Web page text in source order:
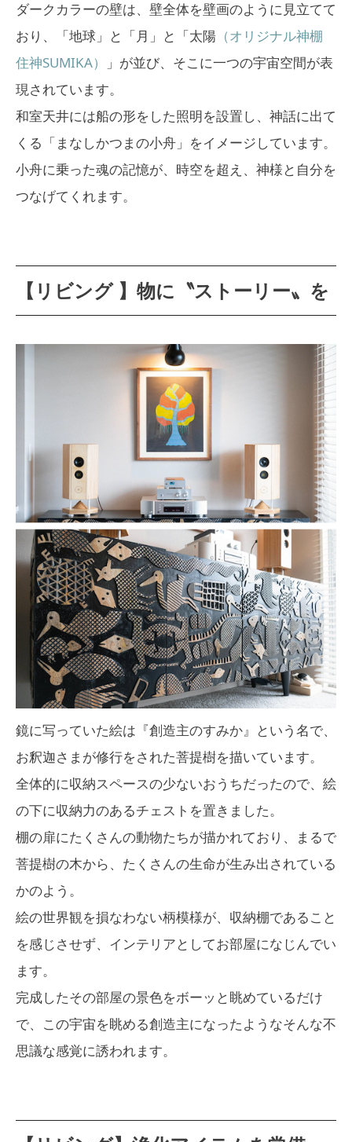
ダークカラーの壁は、壁全体を壁画のように見立てて
おり、「地球」と「月」と「太陽 （オリジナル神棚
住神SUMIKA）
」が並び、そこに一つの宇宙空間が表
現されています。
和室天井には船の形をした照明を設置し、神話に出て
くる「まなしかつまの小舟」をイメージしています。
小舟に乗った魂の記憶が、時空を超え、神様と自分を
つなげてくれます。
【リビング 】物に〝ストーリー〟を
鏡に写っていた絵は『創造主のすみか』という名で、
お釈迦さまが修行をされた菩提樹を描いています。
全体的に収納スペースの少ないおうちだったので、絵
の下に収納力のあるチェストを置きました。
棚の扉にたくさんの動物たちが描かれており、まるで
菩提樹の木から、たくさんの生命が生み出されている
かのよう。
絵の世界観を損なわない柄模様が、収納棚であること
を感じさせず、インテリアとしてお部屋になじんでい
ます。
完成したその部屋の景色をボーッと眺めているだけ
で、この宇宙を眺める創造主になったようなそんな不
思議な感覚に誘われます。